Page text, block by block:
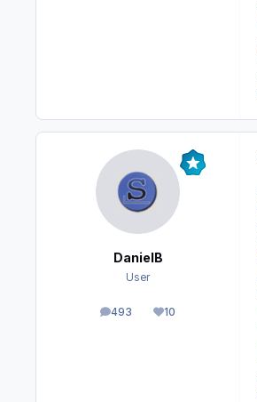
DanielB
User
493
Beiträge 10
Reputation